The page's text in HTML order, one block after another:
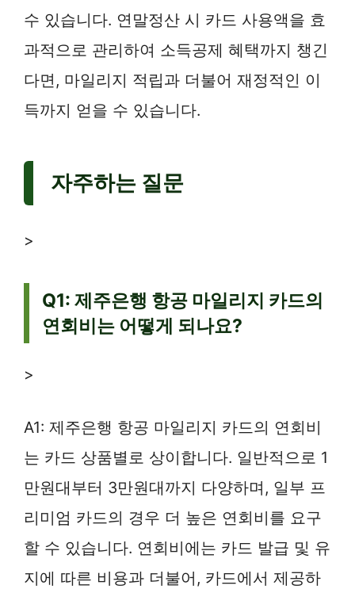
수 있습니다. 연말정산 시 카드 사용액을 효
과적으로 관리하여 소득공제 혜택까지 챙긴
다면, 마일리지 적립과 더불어 재정적인 이
득까지 얻을 수 있습니다.
자주하는 질문
>
Q1: 제주은행 항공 마일리지 카드의
연회비는 어떻게 되나요?
>
A1: 제주은행 항공 마일리지 카드의 연회비
는 카드 상품별로 상이합니다. 일반적으로 1
만원대부터 3만원대까지 다양하며, 일부 프
리미엄 카드의 경우 더 높은 연회비를 요구
할 수 있습니다. 연회비에는 카드 발급 및 유
지에 따른 비용과 더불어, 카드에서 제공하